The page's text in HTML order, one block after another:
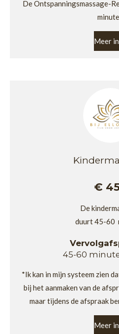
De Ontspanningsmassage-
Meer
€
De
duurt 45-60
45-60
*Ik kan in mijn systeem zien
bij het aanmaken van de
maar tijdens de afspraak
Meer